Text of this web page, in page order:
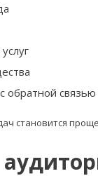
обратной связью
становится